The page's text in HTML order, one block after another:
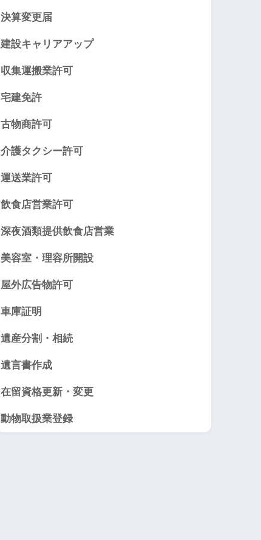
決算変更届
建設キャリアアップ
収集運搬業許可
宅建免許
古物商許可
介護タクシー許可
運送業許可
飲食店営業許可
深夜酒類提供飲食店営業
美容室・理容所開設
屋外広告物許可
車庫証明
遺産分割・相続
遺言書作成
在留資格更新・変更
動物取扱業登録